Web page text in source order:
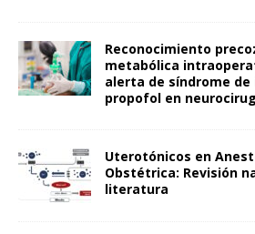
Reconocimiento
metabólica
alerta de síndrome
propofol en
Uterotónicos en
Obstétrica: Revisión
literatura